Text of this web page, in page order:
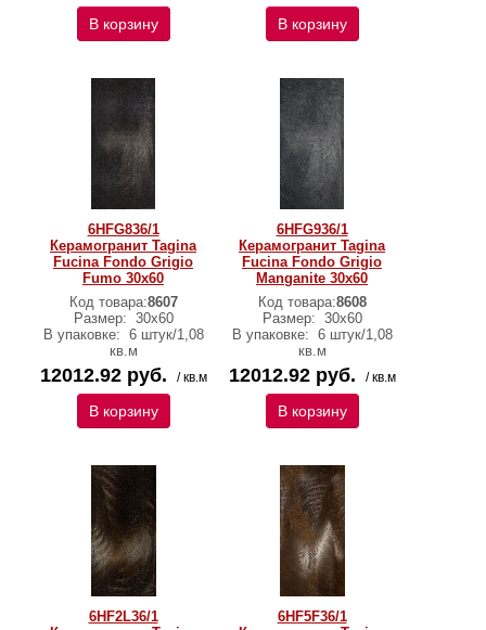
В корзину В корзину
6HFG836/1
Керамогранит Tagina
Fucina Fondo Grigio
Fumo 30x60
Код товара:8607
Размер: 30x60
В упаковке: 6 штук/1,08
кв.м
12012.92 руб. / кв.м
В корзину
6HFG936/1
Керамогранит Tagina
Fucina Fondo Grigio
Manganite 30x60
Код товара:8608
Размер: 30x60
В упаковке: 6 штук/1,08
кв.м
12012.92 руб. / кв.м
В корзину
6HF2L36/1
6HF5F36/1